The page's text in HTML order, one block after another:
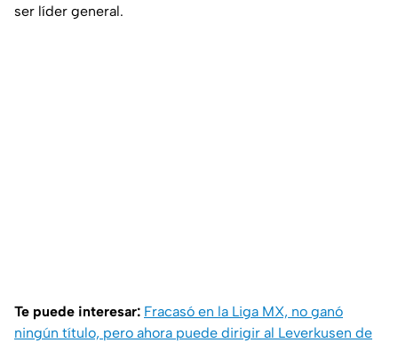
ser líder general.
Te puede interesar: Fracasó en la Liga MX, no ganó
ningún título, pero ahora puede dirigir al Leverkusen de